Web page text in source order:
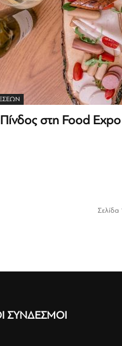
στη Food Expo
ΣΥΝΔΕΣΜΟΙ